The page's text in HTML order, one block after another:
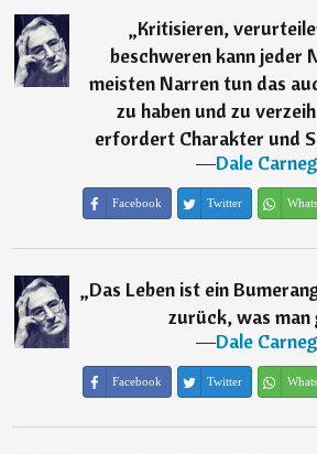
„Kritisieren,
beschweren kann jeder
meisten Narren tun das
zu haben und zu
erfordert Charakter und
―Dale
Facebook Twitter
„Das Leben ist ein
zurück, was man
―Dale
Facebook Twitter